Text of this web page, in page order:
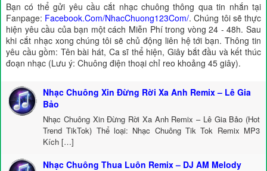
Bạn có thể gửi yêu cầu cắt nhạc chuông thông qua tin nhắn tại
Fanpage: Facebook.Com/NhacChuong123Com/. Chúng tôi sẽ thực
hiện yêu cầu của bạn một cách Miễn Phí trong vòng 24 - 48h. Sau
khi cắt nhạc xong chúng tôi sẽ chủ động liên hệ tới bạn. Thông tin
yêu cầu gồm: Tên bài hát, Ca sĩ thể hiện, Giây bắt đầu và kết thúc
đoạn nhạc (Lưu ý: Chuông điện thoại chỉ reo khoảng 45 giây).
Nhạc Chuông Xin Đừng Rời Xa Anh Remix – Lê Gia
Bảo
Nhạc Chuông Xin Đừng Rời Xa Anh Remix – Lê Gia Bảo (Hot
Trend TikTok) Thể loại: Nhạc Chuông Tik Tok Remix MP3
Kích […]
Nhạc Chuông Thua Luôn Remix – DJ AM Melody